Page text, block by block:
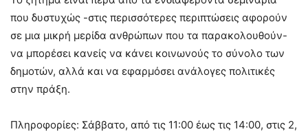
που δυστυχώς -στις περισσότερες περιπτώσεις αφορούν
σε μια μικρή μερίδα ανθρώπων που τα παρακολουθούν-
να μπορέσει κανείς να κάνει κοινωνούς το σύνολο των
δημοτών, αλλά και να εφαρμόσει ανάλογες πολιτικές
στην πράξη.
Πληροφορίες: Σάββατο, από τις 11:00 έως τις 14:00, στις 2,